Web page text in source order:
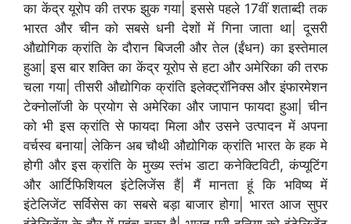
का केंद्र यूरोप की तरफ झुक गया| इससे पहले 17वीं शताब्दी तक
भारत और चीन को सबसे धनी देशों में गिना जाता था| दूसरी
औद्योगिक क्रांति के दौरान बिजली और तेल (ईंधन) का इस्तेमाल
हुआ| इस बार शक्ति का केंद्र यूरोप से हटा और अमेरिका की तरफ
चला गया| तीसरी औद्योगिक क्रांति इलेक्ट्रॉनिक्स और इंफारमेशन
टेक्नोलॉजी के प्रयोग से अमेरिका और जापान फायदा हुआ| चीन
को भी इस क्रांति से फायदा मिला और उसने उत्पादन में अपना
वर्चस्व बनाया| लेकिन अब चौथी औद्योगिक क्रांति भारत के हक मे
होगी और इस क्रांति के मुख्य स्तंभ डाटा कनेक्टिविटी, कंप्यूटिंग
और आर्टिफिशियल इंटेलिजेंस हैं| मैं मानता हूं कि भविष्य में
इंटेलिजेंट सर्विसेस का सबसे बड़ा बाजार होगा| भारत आज सुपर